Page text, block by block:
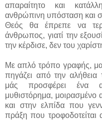
απαραίτητο και
ανθρώπινη υπόσταση και
Θεός θα έπρεπε να
άνθρωπος, γιατί την
την κέρδισε, δεν του
Με απλό τρόπο γραφής,
πηγάζει από την
μάς προσφέρει ένα
μυθιστόρημα, μοιρασμένο
και στην ελπίδα που
πράξη που